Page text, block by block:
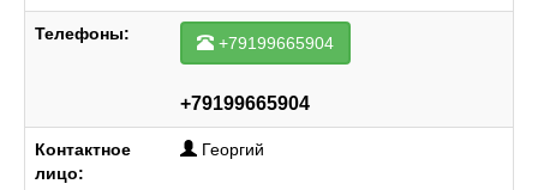
Телефоны: +79199665904
+79199665904
Контактное
лицо:
Георгий